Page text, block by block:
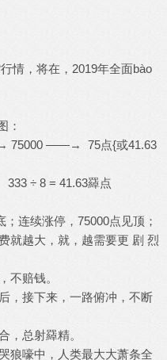
情，将在，2019年全面bào
：
——→ 75点{或41.63
÷ 8 = 41.63羄点
连续涨停，75000点见顶；
就越大，就，越需要更 剧 烈
不赔钱。
，接下来，一路俯冲，不断
，总射羄精。
狼嚎中，人类最大大萧条全